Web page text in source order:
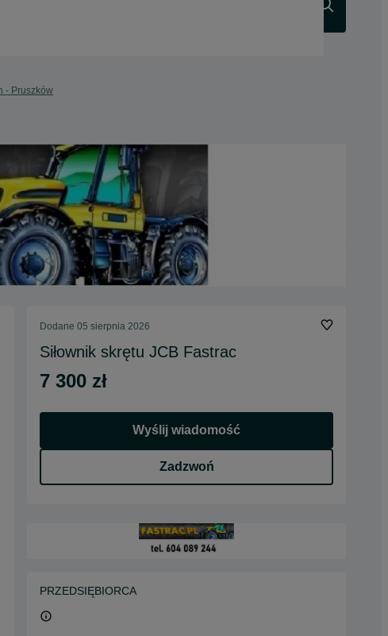
- Pruszków
Dodane 05 sierpnia 2026
Siłownik skrętu JCB Fastrac
7 300 zł
Wyślij wiadomość
Zadzwoń
PRZEDSIĘBIORCA